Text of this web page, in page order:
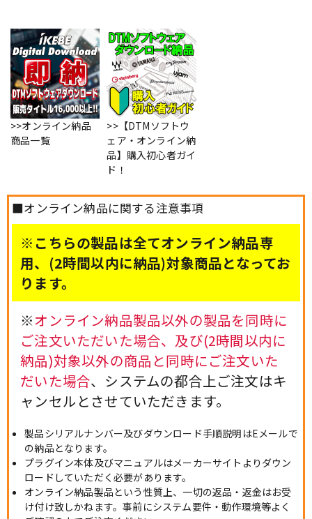
>>オンライン納品
商品一覧
>>【DTMソフトウ
ェア・オンライン納
品】購入初心者ガイ
ド！
■オンライン納品に関する注意事項
※こちらの製品は全てオンライン納品専
用、(2時間以内に納品)対象商品となってお
ります。
※オンライン納品製品以外の製品を同時に
ご注文いただいた場合、及び(2時間以内に
納品)対象以外の商品と同時にご注文いた
だいた場合、システムの都合上ご注文はキ
ャンセルとさせていただきます。
製品シリアルナンバー及びダウンロード手順説明はEメールで
の納品となります。
プラグイン本体及びマニュアルはメーカーサイトよりダウン
ロードしていただく必要があります。
オンライン納品製品という性質上、一切の返品・返金はお受
け付け致しかねます。事前にシステム要件・動作環境等よく